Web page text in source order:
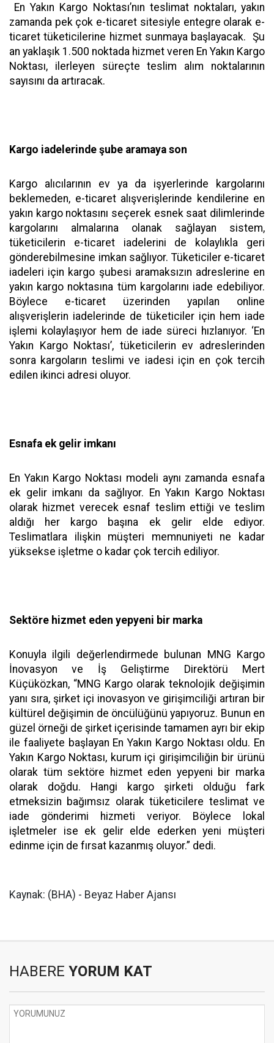
En Yakın Kargo Noktası’nın teslimat noktaları, yakın
zamanda pek çok e-ticaret sitesiyle entegre olarak e-
ticaret tüketicilerine hizmet sunmaya başlayacak. Şu
an yaklaşık 1.500 noktada hizmet veren En Yakın Kargo
Noktası, ilerleyen süreçte teslim alım noktalarının
sayısını da artıracak.
Kargo iadelerinde şube aramaya son
Kargo alıcılarının ev ya da işyerlerinde kargolarını
beklemeden, e-ticaret alışverişlerinde kendilerine en
yakın kargo noktasını seçerek esnek saat dilimlerinde
kargolarını almalarına olanak sağlayan sistem,
tüketicilerin e-ticaret iadelerini de kolaylıkla geri
gönderebilmesine imkan sağlıyor. Tüketiciler e-ticaret
iadeleri için kargo şubesi aramaksızın adreslerine en
yakın kargo noktasına tüm kargolarını iade edebiliyor.
Böylece e-ticaret üzerinden yapılan online
alışverişlerin iadelerinde de tüketiciler için hem iade
işlemi kolaylaşıyor hem de iade süreci hızlanıyor. ‘En
Yakın Kargo Noktası’, tüketicilerin ev adreslerinden
sonra kargoların teslimi ve iadesi için en çok tercih
edilen ikinci adresi oluyor.
Esnafa ek gelir imkanı
En Yakın Kargo Noktası modeli aynı zamanda esnafa
ek gelir imkanı da sağlıyor. En Yakın Kargo Noktası
olarak hizmet verecek esnaf teslim ettiği ve teslim
aldığı her kargo başına ek gelir elde ediyor.
Teslimatlara ilişkin müşteri memnuniyeti ne kadar
yüksekse işletme o kadar çok tercih ediliyor.
Sektöre hizmet eden yepyeni bir marka
Konuyla ilgili değerlendirmede bulunan MNG Kargo
İnovasyon ve İş Geliştirme Direktörü Mert
Küçüközkan, “MNG Kargo olarak teknolojik değişimin
yanı sıra, şirket içi inovasyon ve girişimciliği artıran bir
kültürel değişimin de öncülüğünü yapıyoruz. Bunun en
güzel örneği de şirket içerisinde tamamen ayrı bir ekip
ile faaliyete başlayan En Yakın Kargo Noktası oldu. En
Yakın Kargo Noktası, kurum içi girişimciliğin bir ürünü
olarak tüm sektöre hizmet eden yepyeni bir marka
olarak doğdu. Hangi kargo şirketi olduğu fark
etmeksizin bağımsız olarak tüketicilere teslimat ve
iade gönderimi hizmeti veriyor. Böylece lokal
işletmeler ise ek gelir elde ederken yeni müşteri
edinme için de fırsat kazanmış oluyor.” dedi.
Kaynak: (BHA) - Beyaz Haber Ajansı
HABERE YORUM KAT